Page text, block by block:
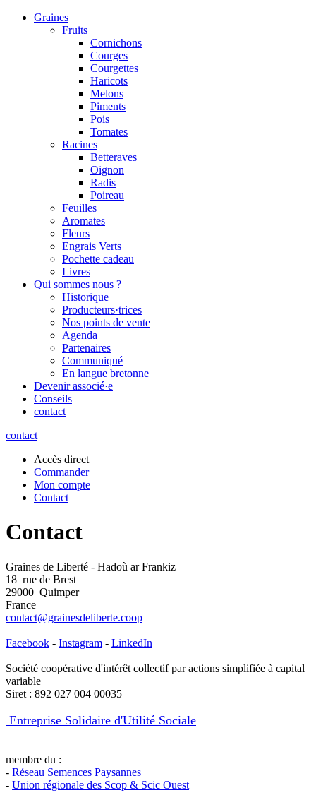
Graines
Fruits
Cornichons
Courges
Courgettes
Haricots
Melons
Piments
Pois
Tomates
Racines
Betteraves
Oignon
Radis
Poireau
Feuilles
Aromates
Fleurs
Engrais Verts
Pochette cadeau
Livres
Qui sommes nous ?
Historique
Producteurs·trices
Nos points de vente
Agenda
Partenaires
Communiqué
En langue bretonne
Devenir associé·e
Conseils
contact
contact
Accès direct
Commander
Mon compte
Contact
Contact
Graines de Liberté - Hadoù ar Frankiz
18 rue de Brest
29000 Quimper
France
contact@grainesdeliberte.coop
Facebook - Instagram - LinkedIn
Société coopérative d'intérêt collectif par actions simplifiée à capital
variable
Siret : 892 027 004 00035
Entreprise Solidaire d'Utilité Sociale
membre du :
- Réseau Semences Paysannes
- Union régionale des Scop & Scic Ouest